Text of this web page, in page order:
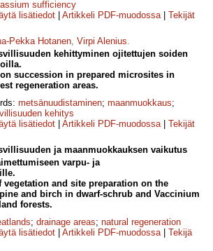
sufficiency
lisätiedot Artikkeli PDF-muodossa| Tekijät
Pekka Hotanen, Virpi Alenius.
kehittyminen ojitettujen soiden
succession in prepared microsites in
regeneration areas.
metsänuudistaminen; maanmuokkaus;
kehitys
lisätiedot Artikkeli PDF-muodossa| Tekijät
ja maanmuokkauksen vaikutus
varpu- ja
vegetation and site preparation on the
and birch in dwarf-schrub and Vaccinium
forests.
; drainage areas; natural regeneration
lisätiedot Artikkeli PDF-muodossa| Tekijä